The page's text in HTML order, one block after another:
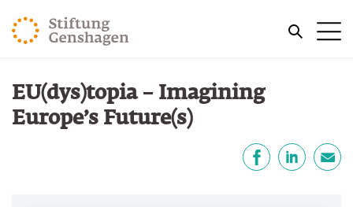
PRZJDŹ DO TREŚCI GŁÓWNEJ
PRZEJDŹ DO WYSZUKIWARKI
Jesteś tutaj
Strona główna Publikacje
EU(dys)topia – Imagining
Europe’s Future(s)